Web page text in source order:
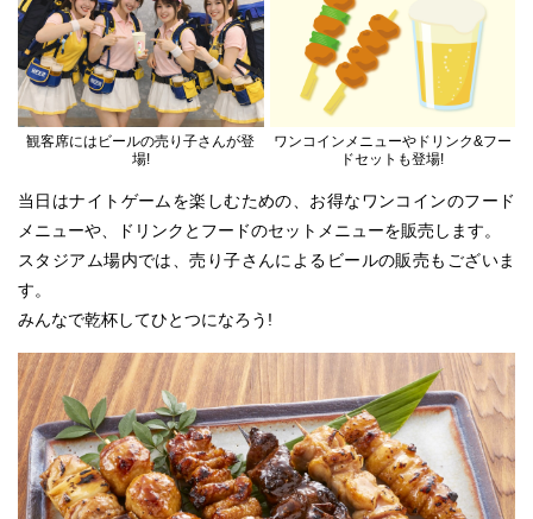
観客席にはビールの売り子さんが登
場!
ワンコインメニューやドリンク&フー
ドセットも登場!
当日はナイトゲームを楽しむための、お得なワンコインのフード
メニューや、ドリンクとフードのセットメニューを販売します。
スタジアム場内では、売り子さんによるビールの販売もございま
す。
みんなで乾杯してひとつになろう!